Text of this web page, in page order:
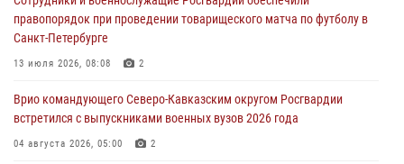
06 августа 2026, 11:15
Подвиги героев‑росгвардейцев увековечили в новой музейной
экспозиции белгородского музея‑диорамы «Курская битва.
06 августа 2026, 10:30 3
Охрану общественного порядка и безопасность на футбольном
правопорядок при проведении товарищеского матча по футболу в
Санкт-Петербурге
13 июля 2026, 08:08 2
Врио командующего Северо-Кавказским округом Росгвардии
встретился с выпускниками военных вузов 2026 года
04 августа 2026, 05:00 2